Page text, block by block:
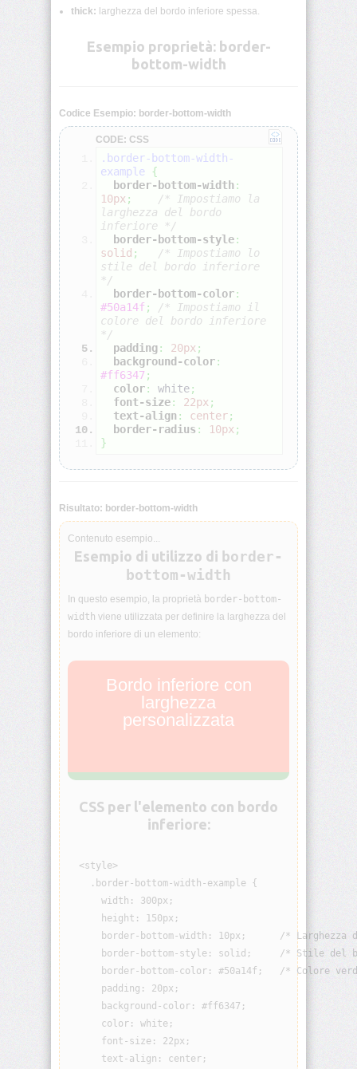
align-
items
align-
self
all
animation
animation-
delay
animation-
direction
animation-
duration
animation-
fill-
animation-
iteration-
count
animation-
name
animation-
play-
state
animation-
timing-
function
aspect-
ratio
backdrop-
filter
backface-
visibility
background
background-
attachment
background-
blend-
mode
background-
thick: larghezza del bordo inferiore spessa.
Esempio proprietà: border-
bottom-width
Codice Esempio: border-bottom-width
CODE: CSS
.border-bottom-width-
example
{
border-bottom-width :
10px ;
   /* Impostiamo la
larghezza del bordo
inferiore */
border-bottom-style:
solid ;
  /* Impostiamo lo
stile del bordo inferiore
*/
border-bottom-color:
#50a14f ;
/* Impostiamo il
colore del bordo inferiore
*/
padding: 20px ;
background-color:
#ff6347 ;
color: white;
font-size: 22px ;
text-align : center;
border-radius : 10px ;
}
Risultato: border-bottom-width
Contenuto esempio...
Esempio di utilizzo di border-
bottom-width
In questo esempio, la proprietà border-bottom-
width viene utilizzata per definire la larghezza del
bordo inferiore di un elemento:
Bordo inferiore con
larghezza
personalizzata
CSS per l'elemento con bordo
inferiore:
  <style>
    .border-bottom-width-example {
      width: 300px;
      height: 150px;
border-bottom-width: 10px;      /* Larghezza
border-bottom-style: solid;     /* Stile del
border-bottom-color: #50a14f;   /* Colore
      padding: 20px;
      background-color: #ff6347;
      color: white;
      font-size: 22px;
      text-align: center;